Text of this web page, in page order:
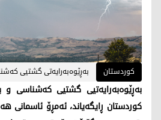
کوردستان بەڕێوەبەرایەتى گشتیی
بەڕێوەبەرایەتیی گشتیی کەشناسی و
کوردستان ڕایگەیاند، ئەمڕۆ ئاسمانی